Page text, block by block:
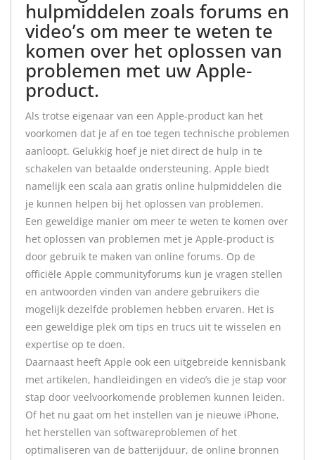
hulpmiddelen zoals forums en
video’s om meer te weten te
komen over het oplossen van
problemen met uw Apple-
product.
Als trotse eigenaar van een Apple-product kan het
voorkomen dat je af en toe tegen technische problemen
aanloopt. Gelukkig hoef je niet direct de hulp in te
schakelen van betaalde ondersteuning. Apple biedt
namelijk een scala aan gratis online hulpmiddelen die
je kunnen helpen bij het oplossen van problemen.
Een geweldige manier om meer te weten te komen over
het oplossen van problemen met je Apple-product is
door gebruik te maken van online forums. Op de
officiële Apple communityforums kun je vragen stellen
en antwoorden vinden van andere gebruikers die
mogelijk dezelfde problemen hebben ervaren. Het is
een geweldige plek om tips en trucs uit te wisselen en
expertise op te doen.
Daarnaast heeft Apple ook een uitgebreide kennisbank
met artikelen, handleidingen en video’s die je stap voor
stap door veelvoorkomende problemen kunnen leiden.
Of het nu gaat om het instellen van je nieuwe iPhone,
het herstellen van softwareproblemen of het
optimaliseren van de batterijduur, de online bronnen